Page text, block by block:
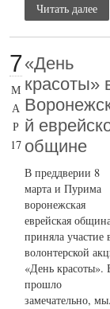
Читать далее
7
М
А
Р
17
«День
красоты»
й
общине
В преддверии 8
марта и Пурима
воронежская
еврейская
приняла участие
волонтерской
«День красоты».
прошло
замечательно,